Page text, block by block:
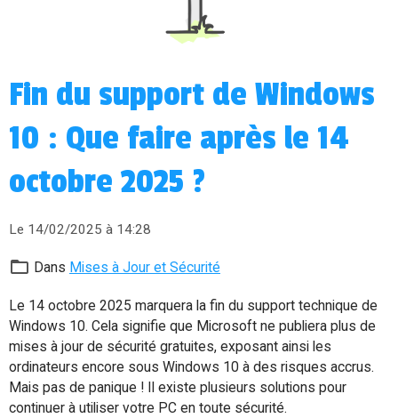
Fin du support de Windows
10 : Que faire après le 14
octobre 2025 ?
Le 14/02/2025 à 14:28
Dans Mises à Jour et Sécurité
Le 14 octobre 2025 marquera la fin du support technique de
Windows 10. Cela signifie que Microsoft ne publiera plus de
mises à jour de sécurité gratuites, exposant ainsi les
ordinateurs encore sous Windows 10 à des risques accrus.
Mais pas de panique ! Il existe plusieurs solutions pour
continuer à utiliser votre PC en toute sécurité.